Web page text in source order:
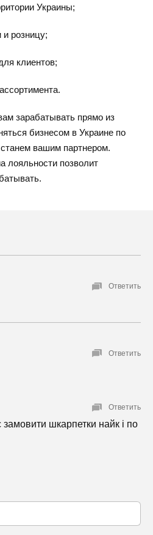
Украины;
розницу;
клиентов;
зарабатывать прямо из
бизнесом в Украине по
вашим партнером.
лояльности позволит
Ответить
Ответить
замовити шкарпетки найк і по
Ответить